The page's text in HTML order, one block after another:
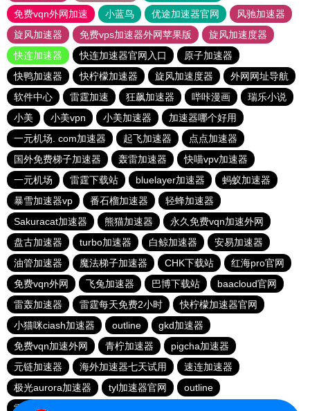
免费vqn外网加速
小蓝鸟 优途加速器官网
风驰加速器
旋风加速器
免费vps加速器外网苹果版
旋风加速度器
快连加速器
快连加速器官网入口
原子加速器
快鸭加速器
快柠檬加速器 旋风加速度器
外网网址导航
软件中心
雷霆加速 狂飙加速器 哔咔漫画
瑞乐小说
小美
小美vpn 小美加速器
加速器哪个好用
一元机场. com加速器
起飞加速器
点点加速器
国外免费梯子加速器
轰雷加速器
快喵vpv加速器
一元机场
雷霆下载站 bluelayer加速器
蚂蚁加速器
暴雪加速器vp
番石榴加速器
轻蜂加速器
Sakuracat加速器
熊猫加速器
永久免费vqn加速外网
盘古加速器
turbo加速器 白鲸加速器
安易加速器
油管加速器
魔法梯子加速器 CHK下载站
红海pro官网
免费vqn外网
飞兔加速器 巴博下载站
baacloud官网
雷轰加速器
雷霆每天免费2小时
快柠檬加速器官网
小猫咪ciash加速器
outline
gkd加速器
免费vqn加速外网
青柠加速器
pigcha加速器
元链加速器
海外加速器七天试用
速连加速器
极光aurora加速器
tyl加速器官网
outline
雷霆加速免费永久